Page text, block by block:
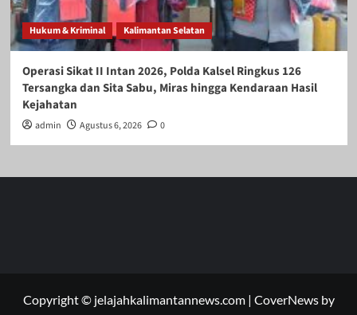
Hukum & Kriminal Kalimantan Selatan
Operasi Sikat II Intan 2026, Polda Kalsel Ringkus 126
Tersangka dan Sita Sabu, Miras hingga Kendaraan Hasil
Kejahatan
admin Agustus 6, 2026 0
Copyright © jelajahkalimantannews.com | CoverNewsby